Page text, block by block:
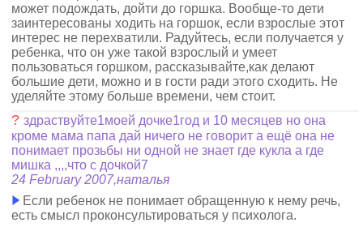
может подождать, дойти до горшка. Вообще-то дети
заинтересованы ходить на горшок, если взрослые этот
интерес не перехватили. Радуйтесь, если получается у
ребенка, что он уже такой взрослый и умеет
пользоваться горшком, рассказывайте,как делают
большие дети, можно и в гости ради этого сходить. Не
уделяйте этому больше времени, чем стоит.
?здраствуйте1моей дочке1год и 10 месяцев но она
кроме мама папа дай ничего не говорит а ещё она не
понимает прозьбы ни одной не знает где кукла а где
мишка ,,,,что с дочкой7
24 February 2007,наталья
Если ребенок не понимает обращенную к нему речь,
есть смысл проконсультироваться у психолога.